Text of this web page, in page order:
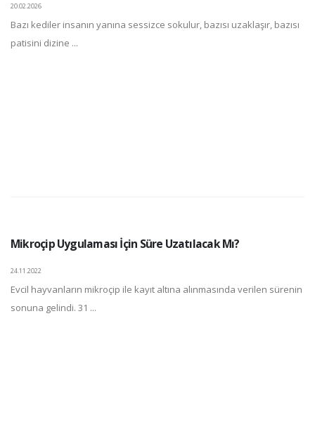
20.02.2026
Bazı kediler insanın yanına sessizce sokulur, bazısı uzaklaşır, bazısı
patisini dizine ...
Mikroçip Uygulaması İçin Süre Uzatılacak Mı?
24.11.2022
Evcil hayvanların mikroçip ile kayıt altına alınmasında verilen sürenin
sonuna gelindi. 31 ...